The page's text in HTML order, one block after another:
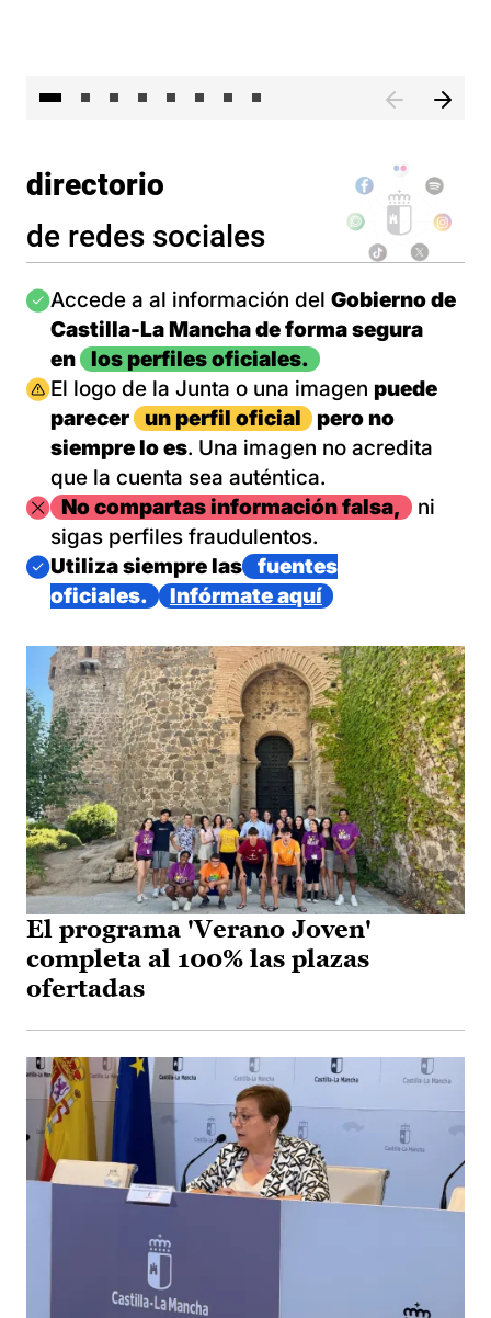
directorio
de redes sociales
Imagen
Accede a al información del Gobierno de
Castilla-La Mancha de forma segura
en
los perfiles oficiales.
Imagen
El logo de la Junta o una imagen puede
parecer
un perfil oficial
pero no
siempre lo es. Una imagen no acredita
que la cuenta sea auténtica.
ImagenNo compartas información falsa,
ni
sigas perfiles fraudulentos.
Imagen
Utiliza siempre las
fuentes
oficiales.
Infórmate aquí
El programa 'Verano Joven'
completa al 100% las plazas
ofertadas